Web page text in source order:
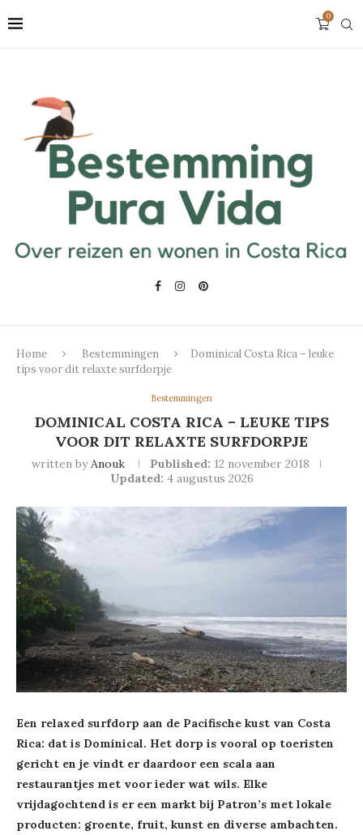
0
Home Bestemmingen
Dominical Costa Rica – leuke
tips voor dit relaxte surfdorpje
Bestemmingen
DOMINICAL COSTA RICA – LEUKE TIPS
VOOR DIT RELAXTE SURFDORPJE
written byAnouk Published: 12 november 2018
Updated: 4 augustus 2026
Een relaxed surfdorp aan de Pacifische kust van Costa
Rica: dat is Dominical. Het dorp is vooral op toeristen
gericht en je vindt er daardoor een scala aan
restaurantjes met voor ieder wat wils. Elke
vrijdagochtend is er een markt bij Patron’s met lokale
producten: groente, fruit, kunst en diverse ambachten.